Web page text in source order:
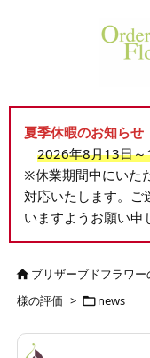
夏季休暇のお知らせ
2026年8月13日～
※休業期間中にいた
対応いたします。ご
いますようお願い申
ブリザーブドフラワ
様の評価 > news